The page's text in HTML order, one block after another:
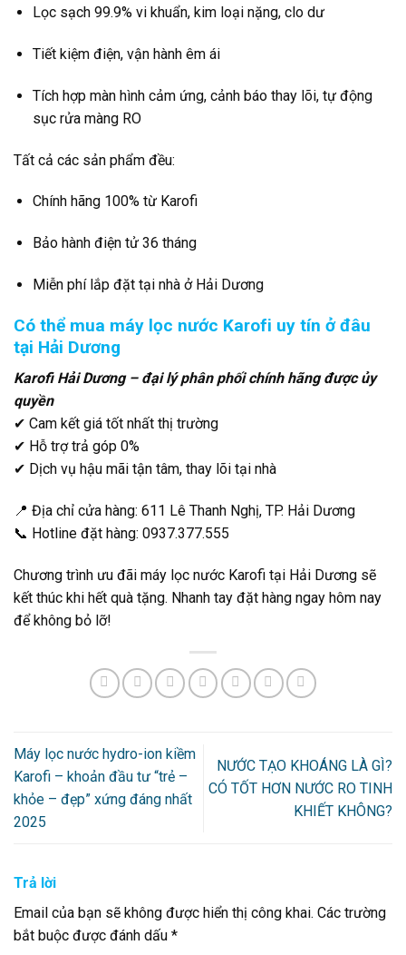
Lọc sạch 99.9% vi khuẩn, kim loại nặng, clo dư
Tiết kiệm điện, vận hành êm ái
Tích hợp màn hình cảm ứng, cảnh báo thay lõi, tự động
sục rửa màng RO
Tất cả các sản phẩm đều:
Chính hãng 100% từ Karofi
Bảo hành điện tử 36 tháng
Miễn phí lắp đặt tại nhà ở Hải Dương
Có thể mua máy lọc nước Karofi uy tín ở đâu
tại Hải Dương
Karofi Hải Dương – đại lý phân phối chính hãng được ủy
quyền
✔ Cam kết giá tốt nhất thị trường
✔ Hỗ trợ trả góp 0%
✔ Dịch vụ hậu mãi tận tâm, thay lõi tại nhà
📍 Địa chỉ cửa hàng: 611 Lê Thanh Nghị, TP. Hải Dương
📞 Hotline đặt hàng: 0937.377.555
Chương trình ưu đãi máy lọc nước Karofi tại Hải Dương sẽ
kết thúc khi hết quà tặng. Nhanh tay đặt hàng ngay hôm nay
để không bỏ lỡ!
Máy lọc nước hydro-ion kiềm
Karofi – khoản đầu tư “trẻ –
khỏe – đẹp” xứng đáng nhất
2025
NƯỚC TẠO KHOÁNG LÀ GÌ?
CÓ TỐT HƠN NƯỚC RO TINH
KHIẾT KHÔNG?
Trả lời
Email của bạn sẽ không được hiển thị công khai. Các trường
bắt buộc được đánh dấu *